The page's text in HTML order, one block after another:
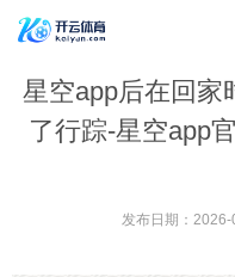
星空app后在回家
了行踪-星空app
发布日期：